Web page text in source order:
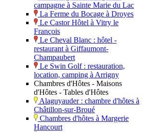
campagne à Sainte Marie du Lac
La Ferme du Bocage à Droyes
Le Castor Hôtel à Vitry le
François
Le Cheval Blanc : hôtel -
restaurant à Giffaumont-
Champaubert
Le Swin Golf : restauration,
location, camping à Arrigny
Chambres d'Hôtes - Maisons
d'Hôtes - Tables d'Hôtes
Alaguyauder : chambre d'hôtes à
Châtillon-sur-Broué
Chambres d'hôtes à Margerie
Hancourt